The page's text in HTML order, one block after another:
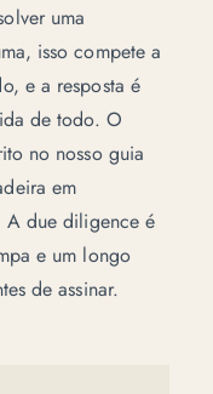
uma
isso compete a
e a resposta é
de todo. O
no nosso guia
em
A due diligence é
e um longo
de assinar.